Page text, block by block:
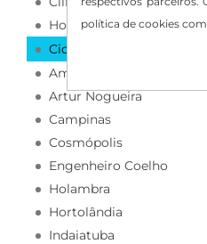
Hospitais
Cidades Atendidas
Americana
Artur Nogueira
Campinas
Cosmópolis
Engenheiro Coelho
Holambra
Hortolândia
Indaiatuba
política de cookies